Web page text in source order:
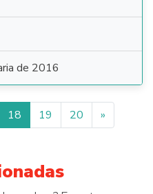
de 2016
18 19 20 »